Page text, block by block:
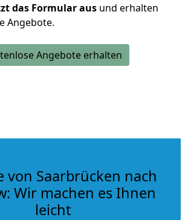
das Formular aus und erhalten
Angebote.
Angebote erhalten
von Saarbrücken nach
Wir machen es Ihnen
leicht